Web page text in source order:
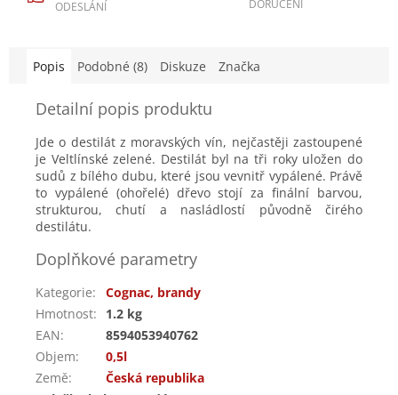
ODESLÁNÍ
DORUČENÍ
Popis Podobné (8) Diskuze Značka
Detailní popis produktu
Jde o destilát z moravských vín, nejčastěji zastoupené
je Veltlínské zelené. Destilát byl na tři roky uložen do
sudů z bílého dubu, které jsou vevnitř vypálené. Právě
to vypálené (ohořelé) dřevo stojí za finální barvou,
strukturou, chutí a nasládlostí původně čirého
destilátu.
Doplňkové parametry
Kategorie:
Cognac, brandy
Hmotnost:
1.2 kg
EAN:
8594053940762
Objem:
0,5l
Země:
Česká republika